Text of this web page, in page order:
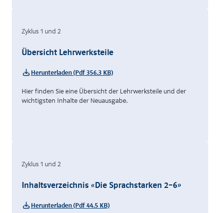
Zyklus 1 und 2
Übersicht Lehrwerksteile
Herunterladen (Pdf 356.3 KB)
Hier finden Sie eine Übersicht der Lehrwerksteile und der
wichtigsten Inhalte der Neuausgabe.
Zyklus 1 und 2
Inhaltsverzeichnis «Die Sprachstarken 2–6»
Herunterladen (Pdf 44.5 KB)